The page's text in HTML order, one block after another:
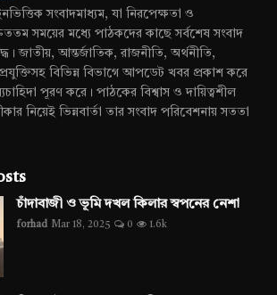
সংবাদমাধ্যম, যা নিরপেক্ষতা ও
সময়ের মধ্যে পাঠকদের কাছে সর্বশেষ সংবাদ
জাতীয়, আন্তর্জাতিক, রাজনীতি, অর্থনীতি,
বিভিন্ন বিভাগে আপডেট খবর প্রকাশ করে
পূরণ করে। পাঠকের বিশ্বাস ও দায়িত্বশীল
নিয়েই ভিন্নবার্তা তার সংবাদ পরিবেশনায় সততা
চাঁদাবাজী ও ভূমি দখল কিলার স্বপনের নেশা
forhad Mar 18, 2025 0 1.6k